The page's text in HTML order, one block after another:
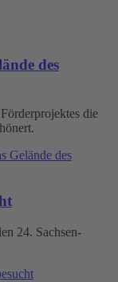
des
die
Gelände des
24. Sachsen-